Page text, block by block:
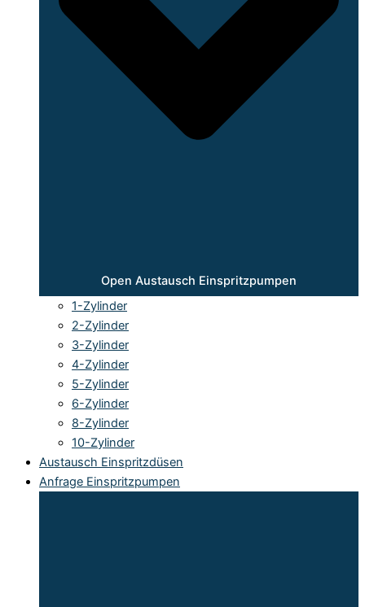
Open Austausch Einspritzpumpen
1-Zylinder
2-Zylinder
3-Zylinder
4-Zylinder
5-Zylinder
6-Zylinder
8-Zylinder
10-Zylinder
Austausch Einspritzdüsen
Anfrage Einspritzpumpen